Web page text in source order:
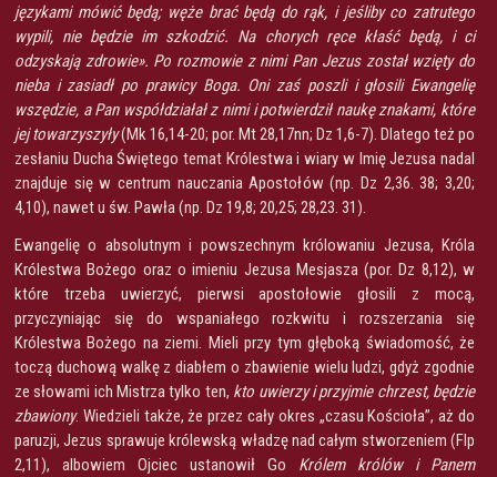
językami mówić będą; węże brać będą do rąk, i jeśliby co zatrutego
wypili, nie będzie im szkodzić. Na chorych ręce kłaść będą, i ci
odzyskają zdrowie». Po rozmowie z nimi Pan Jezus został wzięty do
nieba i zasiadł po prawicy Boga. Oni zaś poszli i głosili Ewangelię
wszędzie, a Pan współdziałał z nimi i potwierdził naukę znakami, które
jej towarzyszyły(Mk 16,14-20; por. Mt 28,17nn; Dz 1,6-7). Dlatego też po
zesłaniu Ducha Świętego temat Królestwa i wiary w Imię Jezusa nadal
znajduje się w centrum nauczania Apostołów (np. Dz 2,36. 38; 3,20;
4,10), nawet u św. Pawła (np. Dz 19,8; 20,25; 28,23. 31).
Ewangelię o absolutnym i powszechnym królowaniu Jezusa, Króla
Królestwa Bożego oraz o imieniu Jezusa Mesjasza (por. Dz 8,12), w
które trzeba uwierzyć, pierwsi apostołowie głosili z mocą,
przyczyniając się do wspaniałego rozkwitu i rozszerzania się
Królestwa Bożego na ziemi. Mieli przy tym głęboką świadomość, że
toczą duchową walkę z diabłem o zbawienie wielu ludzi, gdyż zgodnie
ze słowami ich Mistrza tylko ten, kto uwierzy i przyjmie chrzest, będzie
zbawiony. Wiedzieli także, że przez cały okres „czasu Kościoła”, aż do
paruzji, Jezus sprawuje królewską władzę nad całym stworzeniem (Flp
2,11), albowiem Ojciec ustanowił Go Królem królów i Panem